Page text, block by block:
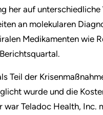
her auf unterschiedliche
an molekularen
Medikamenten wie
Teil der
wurde und die
Teladoc Health, Inc.